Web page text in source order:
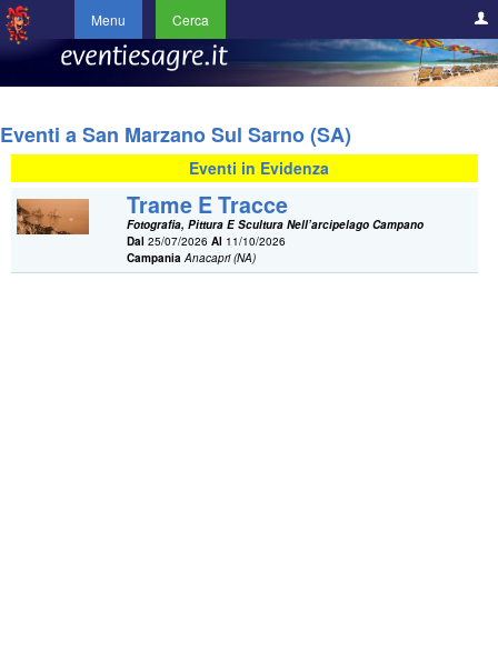
Menu Cerca
Eventi a San Marzano Sul Sarno (SA)
Eventi in Evidenza
Trame E Tracce
Fotografia, Pittura E Scultura Nell’arcipelago Campano
Dal 25/07/2026Al 11/10/2026
Campania Anacapri (NA)